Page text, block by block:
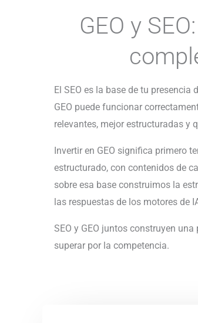
GEO y
El SEO es la base de tu
GEO puede funcionar
relevantes, mejor estructuradas y
Invertir en GEO significa primero
estructurado, con contenidos de
sobre esa base construimos la
las respuestas de los motores de
SEO y GEO juntos construyen
superar por la competencia.